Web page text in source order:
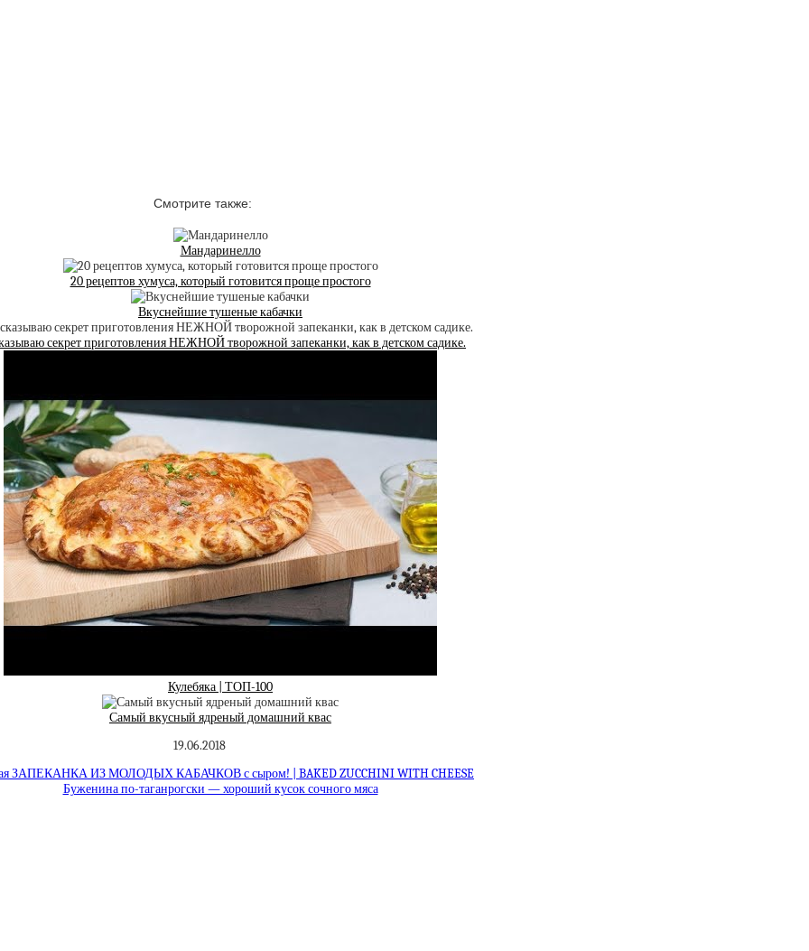
Смотрите также:
Мандаринелло
20 рецептов хумуса, который готовится проще простого
Вкуснейшие тушеные кабачки
секрет приготовления НЕЖНОЙ творожной запеканки, как в детском садике.
Кулебяка | ТОП-100
Самый вкусный ядреный домашний квас
19.06.2018
ЗАПЕКАНКА ИЗ МОЛОДЫХ КАБАЧКОВ с сыром! | BAKED ZUCCHINI WITH CHEESE
Буженина по-таганрогски — хороший кусок сочного мяса